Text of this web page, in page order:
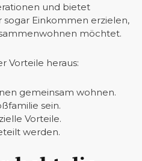
und bietet
Einkommen erzielen,
möchtet.
Vorteile heraus:
gemeinsam wohnen.
sein.
Vorteile.
werden.